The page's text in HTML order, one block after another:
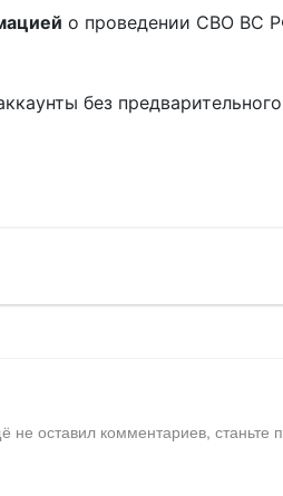
о проведении СВО ВС
без
не оставил комментариев, станьте